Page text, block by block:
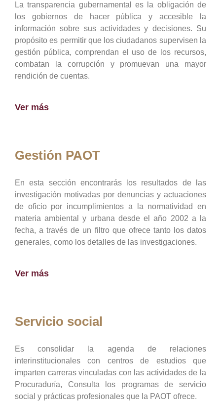
La transparencia gubernamental es la obligación de
los gobiernos de hacer pública y accesible la
información sobre sus actividades y decisiones. Su
propósito es permitir que los ciudadanos supervisen la
gestión pública, comprendan el uso de los recursos,
combatan la corrupción y promuevan una mayor
rendición de cuentas.
Ver más
Gestión PAOT
En esta sección encontrarás los resultados de las
investigación motivadas por denuncias y actuaciones
de oficio por incumplimientos a la normatividad en
materia ambiental y urbana desde el año 2002 a la
fecha, a través de un filtro que ofrece tanto los datos
generales, como los detalles de las investigaciones.
Ver más
Servicio social
Es consolidar la agenda de relaciones
interinstitucionales con centros de estudios que
imparten carreras vinculadas con las actividades de la
Procuraduría, Consulta los programas de servicio
social y prácticas profesionales que la PAOT ofrece.